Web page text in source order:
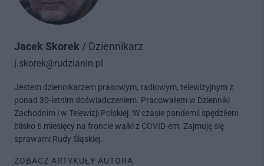
Jacek Skorek / Dziennikarz
j.skorek@rudzianin.pl
Jestem dziennikarzem prasowym, radiowym, telewizyjnym z
ponad 30-letnim doświadczeniem. Pracowałem w Dzienniki
Zachodnim i w Telewizji Polskiej. W czasie pandemii spędziłem
blisko 6 miesięcy na froncie walki z COVID-em. Zajmuję się
sprawami Rudy Śląskiej.
ZOBACZ ARTYKUŁY AUTORA